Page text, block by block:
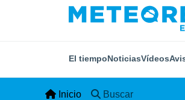
El tiempoNoticiasVídeos
Inicio Buscar